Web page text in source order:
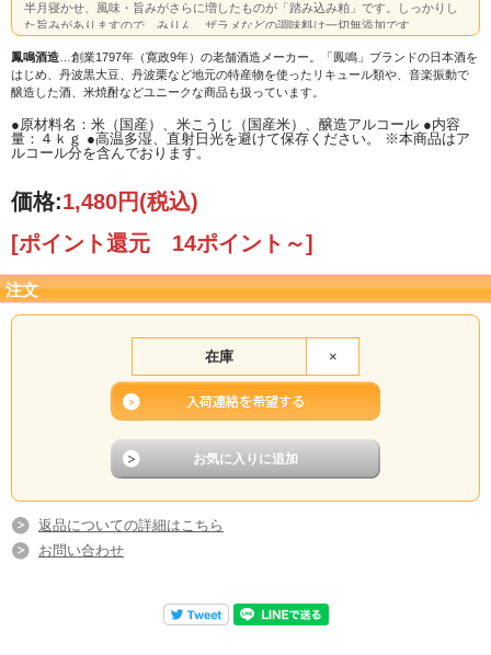
半月寝かせ、風味・旨みがさらに増したものが「踏み込み粕」です。しっかりし
た旨みがありますので、みりん、ザラメなどの調味料は一切無添加です
鳳鳴酒造 …創業1797年（寛政9年）の老舗酒造メーカー。「鳳鳴」ブランドの日本酒を
はじめ、丹波黒大豆、丹波栗など地元の特産物を使ったリキュール類や、音楽振動で
醸造した酒、米焼酎などユニークな商品も扱っています。
●原材料名：米（国産）、米こうじ（国産米）、醸造アルコール ●内容
量：４ｋｇ ●高温多湿、直射日光を避けて保存ください。 ※本商品はア
ルコール分を含んでおります。
価格:1,480円(税込)
[ポイント還元 14ポイント～]
注文
在庫 ×
返品についての詳細はこちら
お問い合わせ